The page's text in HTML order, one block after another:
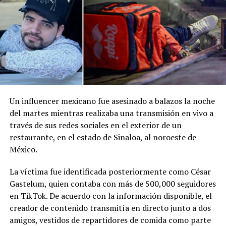
Me gusta esto:
Un influencer mexicano fue asesinado a balazos la noche
del martes mientras realizaba una transmisión en vivo a
través de sus redes sociales en el exterior de un
restaurante, en el estado de Sinaloa, al noroeste de
México.
La víctima fue identificada posteriormente como César
Gastelum, quien contaba con más de 500,000 seguidores
en TikTok. De acuerdo con la información disponible, el
creador de contenido transmitía en directo junto a dos
amigos, vestidos de repartidores de comida como parte